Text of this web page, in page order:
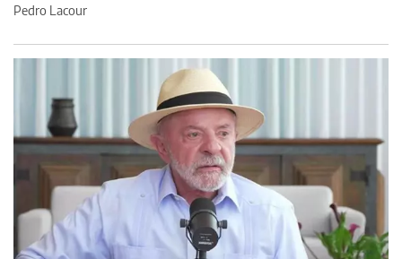
Pedro Lacour